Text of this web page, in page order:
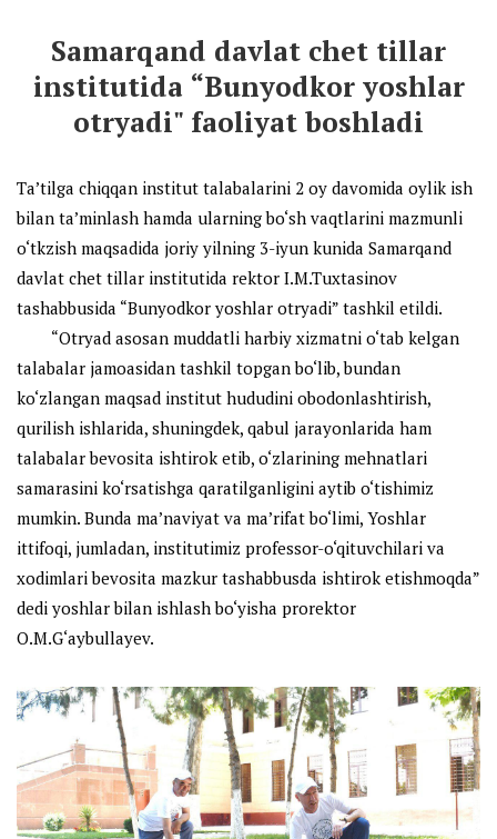
Samarqand davlat chet tillar
institutida “Bunyodkor yoshlar
otryadi" faoliyat boshladi
Ta’tilga chiqqan institut talabalarini 2 oy davomida oylik ish
bilan ta’minlash hamda ularning bo‘sh vaqtlarini mazmunli
o‘tkzish maqsadida joriy yilning 3-iyun kunida Samarqand
davlat chet tillar institutida rektor I.M.Tuxtasinov
tashabbusida “Bunyodkor yoshlar otryadi” tashkil etildi.
“Otryad asosan muddatli harbiy xizmatni o‘tab kelgan
talabalar jamoasidan tashkil topgan bo‘lib, bundan
ko‘zlangan maqsad institut hududini obodonlashtirish,
qurilish ishlarida, shuningdek, qabul jarayonlarida ham
talabalar bevosita ishtirok etib, o‘zlarining mehnatlari
samarasini ko‘rsatishga qaratilganligini aytib o‘tishimiz
mumkin. Bunda ma’naviyat va ma’rifat bo‘limi, Yoshlar
ittifoqi, jumladan, institutimiz professor-o‘qituvchilari va
xodimlari bevosita mazkur tashabbusda ishtirok etishmoqda”
dedi yoshlar bilan ishlash bo‘yisha prorektor
O.M.G‘aybullayev.